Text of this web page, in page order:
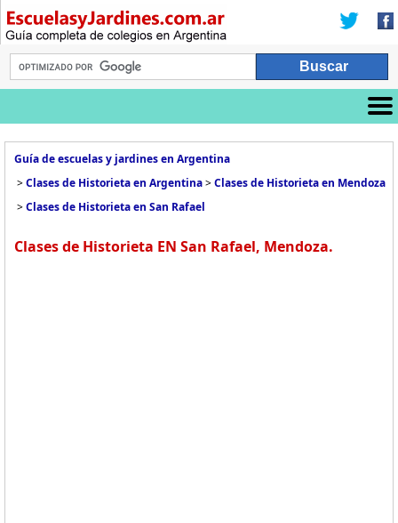
Guía de escuelas y jardines en Argentina
>Clases de Historieta en Argentina>Clases de Historieta en Mendoza
>Clases de Historieta en San Rafael
Clases de Historieta EN San Rafael, Mendoza.